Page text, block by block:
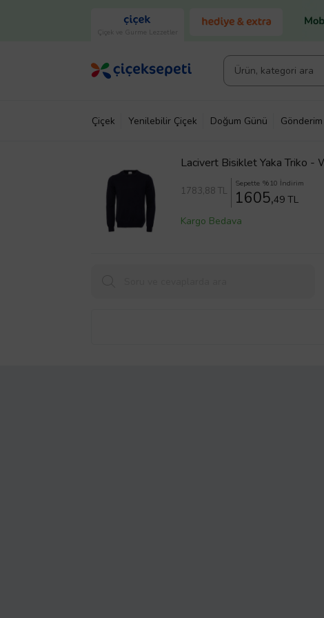
Çiçek ve Gurme Lezzetler
Çiçek Yenilebilir Çiçek Doğum Günü Gönderim
Lacivert Bisiklet Yaka Triko -
1783,88 TL
Sepette %10 İndirim
1605,49 TL
Kargo Bedava